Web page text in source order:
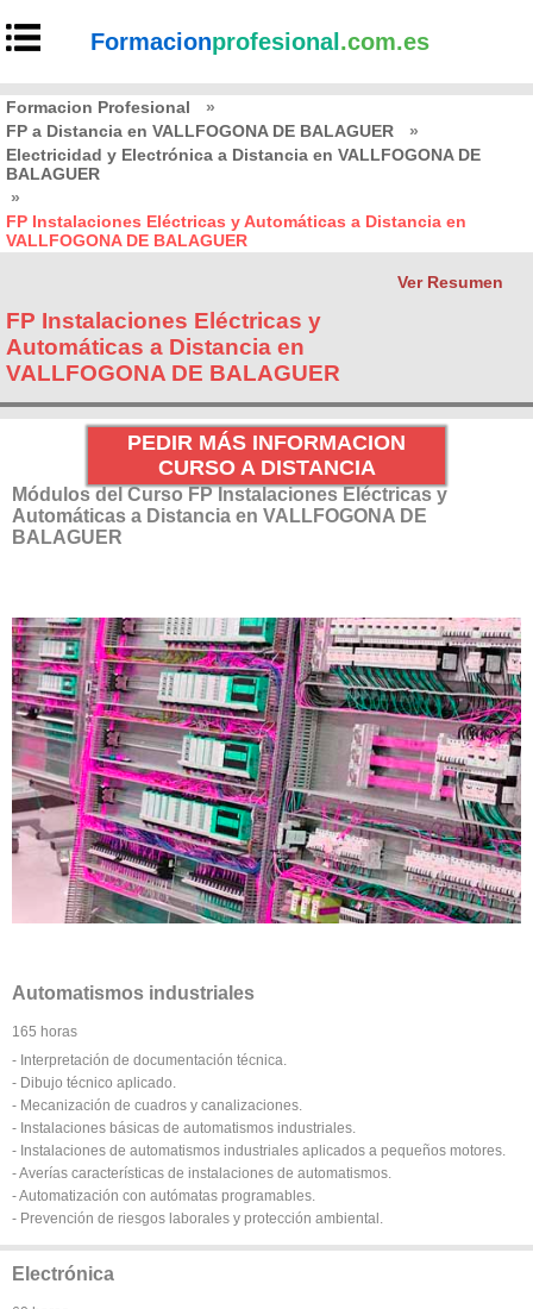
Formacionprofesional .com.es
Formacion Profesional
»
FP a Distancia en VALLFOGONA DE BALAGUER
»
Electricidad y Electrónica a Distancia en VALLFOGONA DE
BALAGUER
»
FP Instalaciones Eléctricas y Automáticas a Distancia en
VALLFOGONA DE BALAGUER
Ver Resumen
FP Instalaciones Eléctricas y
Automáticas a Distancia en
VALLFOGONA DE BALAGUER
PEDIR MÁS INFORMACION
CURSO A DISTANCIA
Módulos del Curso FP Instalaciones Eléctricas y
Automáticas a Distancia en VALLFOGONA DE
BALAGUER
Automatismos industriales
165 horas
- Interpretación de documentación técnica.
- Dibujo técnico aplicado.
- Mecanización de cuadros y canalizaciones.
- Instalaciones básicas de automatismos industriales.
- Instalaciones de automatismos industriales aplicados a pequeños motores.
- Averías características de instalaciones de automatismos.
- Automatización con autómatas programables.
- Prevención de riesgos laborales y protección ambiental.
Electrónica